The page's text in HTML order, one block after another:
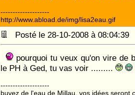
--------------------
http://www.abload.de/img/lisa2eau.gif
Posté le 28-10-2008 à
pourquoi tu veux qu'on vire de
le PH à Ged, tu vas voir .........
--------------------
buvez de l'eau de Millau, vos idées seront